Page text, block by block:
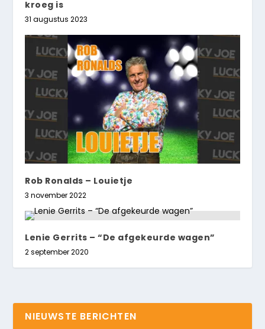
kroeg is
31 augustus 2023
Rob Ronalds – Louietje
3 november 2022
Lenie Gerrits – “De afgekeurde wagen”
2 september 2020
NIEUWSTE BERICHTEN